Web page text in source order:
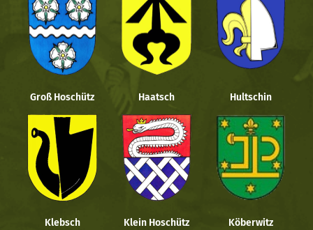
Groß Hoschütz Haatsch Hultschin
Klebsch Klein Hoschütz Köberwitz